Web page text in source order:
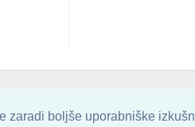
zaradi boljše uporabniške
© 2013 - 2026 BYSKINBASE. ALL